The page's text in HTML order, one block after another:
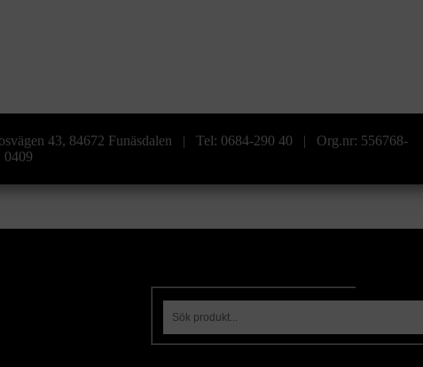
43, 84672 Funäsdalen | Tel: 0684-290 40 | Org.nr: 556768-
0409